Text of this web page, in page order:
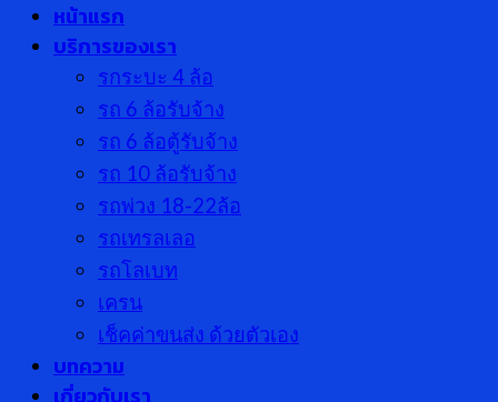
หน้าแรก
บริการของเรา
รกระบะ 4 ล้อ
รถ 6 ล้อรับจ้าง
รถ 6 ล้อตู้รับจ้าง
รถ 10 ล้อรับจ้าง
รถพ่วง 18-22ล้อ
รถเทรลเลอ
รถโลเบท
เครน
เช็คค่าขนส่ง ด้วยตัวเอง
บทความ
เกี่ยวกับเรา